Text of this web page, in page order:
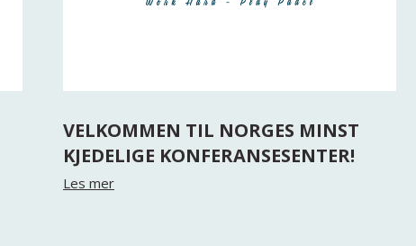
VELKOMMEN TIL NORGES MINST
KJEDELIGE KONFERANSESENTER!
Les mer